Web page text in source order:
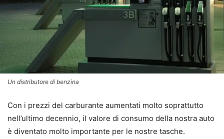
Un distributore di benzina
Con i prezzi del carburante aumentati molto soprattutto
nell’ultimo decennio, il valore di consumo della nostra auto
è diventato molto importante per le nostre tasche.